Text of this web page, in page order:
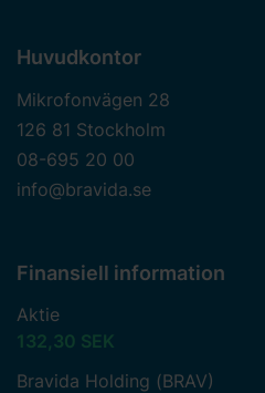
Huvudkontor
Mikrofonvägen 28
126 81 Stockholm
08-695 20 00
info@bravida.se
Finansiell information
Aktie
132,30 SEK
Bravida Holding (BRAV)